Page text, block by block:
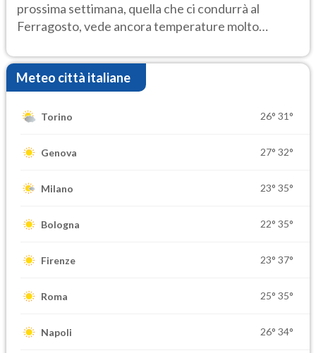
prossima settimana, quella che ci condurrà al
Ferragosto, vede ancora temperature molto
Meteo città italiane
Torino 26° 31°
Genova 27° 32°
Milano 23° 35°
Bologna 22° 35°
Firenze 23° 37°
Roma 25° 35°
Napoli 26° 34°